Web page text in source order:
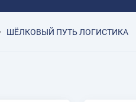
ШЁЛКОВЫЙ ПУТЬ ЛОГИСТИКА